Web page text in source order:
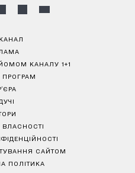
КАНАЛУ 1+1
ПРОГРАМ
ВЛАСНОСТІ
САЙТОМ
ПОЛІТИКА